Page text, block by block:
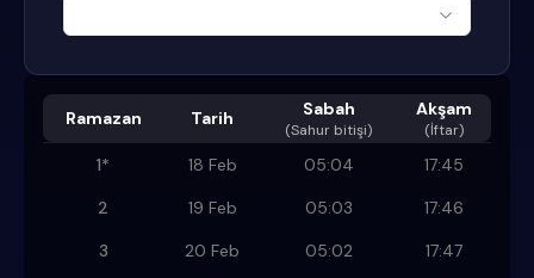
Ramazan Tarih Sabah
(Sahur bitişi)
Akşam
(İftar)
1* 18 Feb 05:04
17:45
2
19 Feb 05:03
17:46
3
20 Feb 05:02
17:47